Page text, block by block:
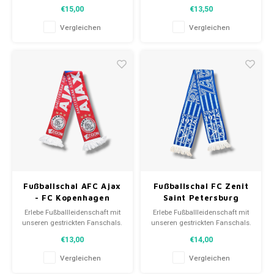
Spielernamen, jedes erzählt
eine Geschichte. Wähle aus
gebrauchten und neuen Schals
Deine Quelle für einzigartige
Fanschals!
€15,00
Vergleichen
Spielernamen, jedes erzählt
eine Geschichte. Wähle aus
gebrauchten und neuen Schals
Deine Quelle für einzigartige
Fanschals!
€13,50
Vergleichen
Fußballschal AFC Ajax
- FC Kopenhagen
Erlebe Fußballleidenschaft mit
unseren gestrickten Fanschals.
Spielernamen, jedes erzählt
eine Geschichte. Wähle aus
gebrauchten und neuen Schals
€13,00
Vergleichen
Fußballschal FC Zenit
Saint Petersburg
Erlebe Fußballleidenschaft mit
unseren gestrickten Fanschals.
Spielernamen, jedes erzählt
eine Geschichte. Wähle aus
gebrauchten und neuen Schals
€14,00
Vergleichen